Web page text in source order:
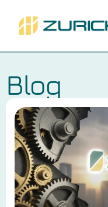
Blog